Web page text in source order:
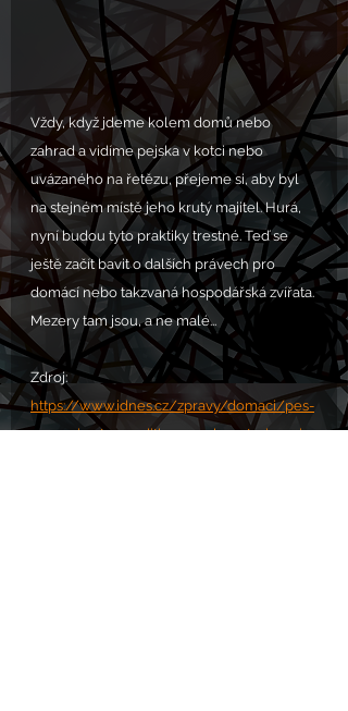
Vždy, když jdeme kolem domů nebo
zahrad a vidíme pejska v kotci nebo
uvázaného na řetězu, přejeme si, aby byl
na stejném místě jeho krutý majitel. Hurá,
nyní budou tyto praktiky trestné. Teď se
ještě začít bavit o dalších právech pro
domácí nebo takzvaná hospodářská zvířata.
Mezery tam jsou, a ne malé...
Zdroj:
https://www.idnes.cz/zpravy/domaci/pes-
uvazani-retez-voditko-novela-veterinarni-